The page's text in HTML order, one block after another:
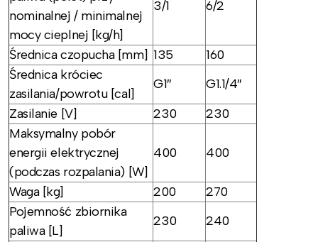
nominalnej / minimalnej
mocy cieplnej [kg/h]
3/1 6/2
Średnica czopucha [mm] 135
160
Średnica króciec
zasilania/powrotu [cal]
G1″
G1.1/4″
Zasilanie [V]
230
230
Maksymalny pobór
energii elektrycznej
(podczas rozpalania) [W]
400 400
Waga [kg] 200
270
Pojemność zbiornika
paliwa [L]
230
240